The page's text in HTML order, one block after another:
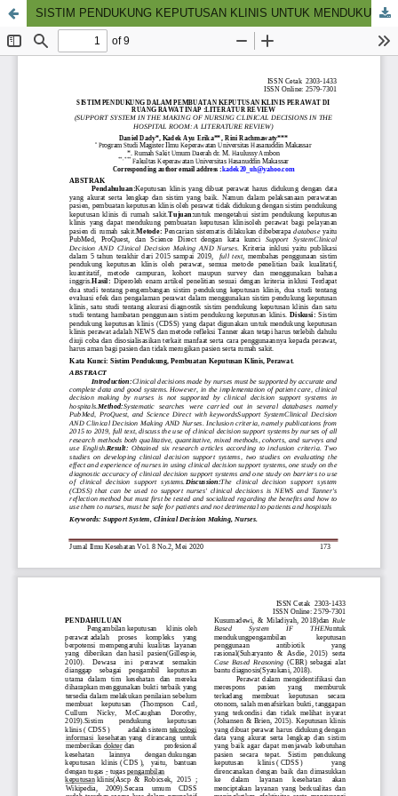
SISTIM PENDUKUNG KEPUTUSAN KLINIS UNTUK MENDUKUNG PEMBUATAN KEPUTUSAN KLINIS PERAWAT : LITERATUR REVIEW